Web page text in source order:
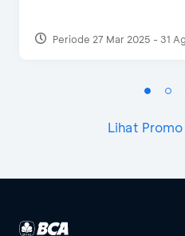
Periode 27 Mar 2025 - 31
Lihat Promo